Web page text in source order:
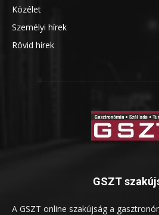
Közélet
Személyi hírek
Rövid hírek
GSZT
A GSZT online szakújság a